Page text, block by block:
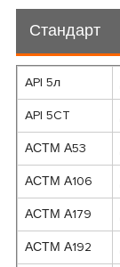
Стандарт
API 5л
API 5CT
АСТМ А53
АСТМ А106
АСТМ А179
АСТМ А192